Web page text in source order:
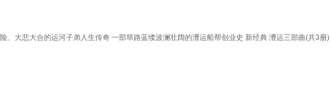
、大悲大合的运河子弟人生传奇 一部筚路蓝缕波澜壮阔的漕运船帮创业史 新经典 漕运三部曲(共3册)